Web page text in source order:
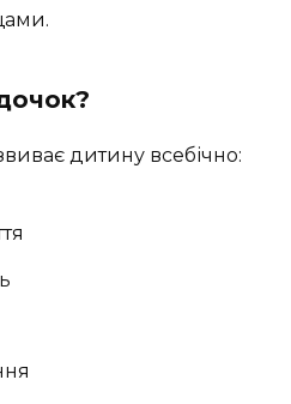
дитину всебічно: